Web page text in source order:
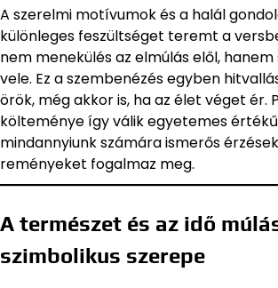
A szerelmi motívumok és a halál
különleges feszültséget teremt a
nem menekülés az elmúlás elől,
vele. Ez a szembenézés egyben
örök, még akkor is, ha az élet véget ér.
költeménye így válik egyetemes
mindannyiunk számára ismerős
reményeket fogalmaz meg.
A természet és az idő
szimbolikus szerepe